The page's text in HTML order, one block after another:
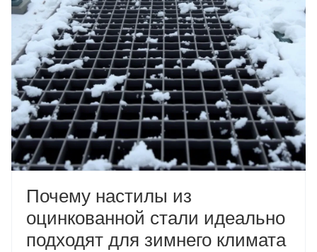
Почему настилы из
оцинкованной стали идеально
подходят для зимнего климата